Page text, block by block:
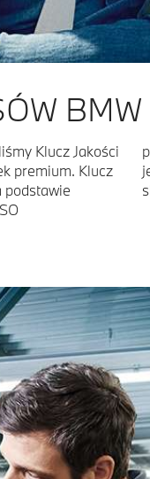
Klucz Jakości
premium. Klucz
podstawie
TNS Polska. To
na tak dużą